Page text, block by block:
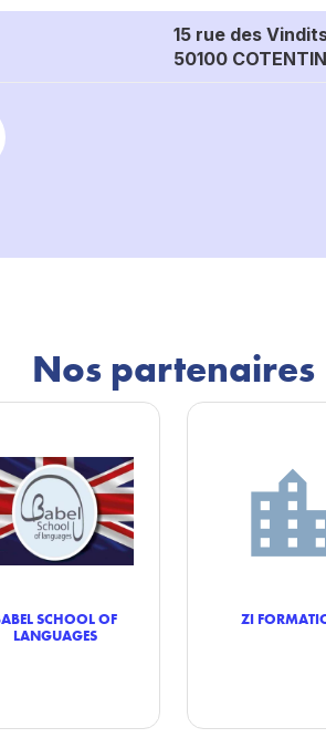
15 rue des
50100 COTENTIN
Nos partenaires
SCHOOL OF
LANGUAGES
ZI